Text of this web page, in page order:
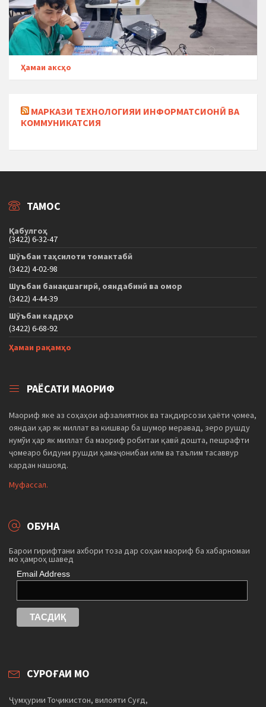
Ҳамаи аксҳо
МАРКАЗИ ТЕХНОЛОГИЯИ ИНФОРМАТСИОНӢ ВА
КОММУНИКАТСИЯ
ТАМОС
Қабулгоҳ
(3422) 6-32-47
Шӯъбаи таҳсилоти томактабӣ
(3422) 4-02-98
Шуъбаи банақшагирӣ, ояндабинӣ ва омор
(3422) 4-44-39
Шӯъбаи кадрҳо
(3422) 6-68-92
Ҳамаи рақамҳо
РАЁСАТИ МАОРИФ
Маориф яке аз соҳаҳои афзалиятнок ва тақдирсози ҳаёти ҷомеа,
ояндаи ҳар як миллат ва кишвар ба шумор меравад, зеро рушду
нумўи ҳар як миллат ба маориф робитаи қавӣ дошта, пешрафти
ҷомеаро бидуни рушди ҳамаҷонибаи илм ва таълим тасаввур
кардан нашояд.
Муфассал.
ОБУНА
Барои гирифтани ахбори тоза дар соҳаи маориф ба хабарномаи
мо ҳамроҳ шавед
Email Address
СУРОҒАИ МО
Ҷумҳурии Тоҷикистон, вилояти Суғд,